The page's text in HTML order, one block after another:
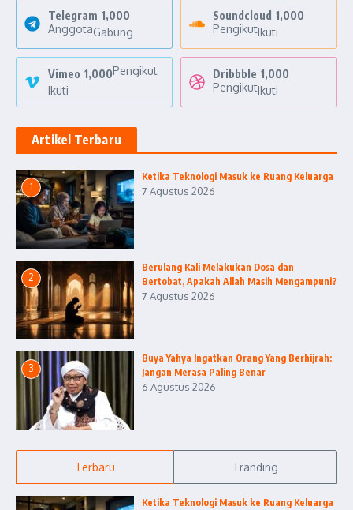
Telegram 1,000
AnggotaGabung
Soundcloud 1,000
PengikutIkuti
Vimeo 1,000Pengikut
Ikuti
Dribbble 1,000
PengikutIkuti
Artikel Terbaru
1
Ketika Teknologi Masuk ke Ruang Keluarga
7 Agustus 2026
2
Berulang Kali Melakukan Dosa dan
Bertobat, Apakah Allah Masih Mengampuni?
7 Agustus 2026
3
Buya Yahya Ingatkan Orang Yang Berhijrah:
Jangan Merasa Paling Benar
6 Agustus 2026
Terbaru Tranding
Ketika Teknologi Masuk ke Ruang Keluarga